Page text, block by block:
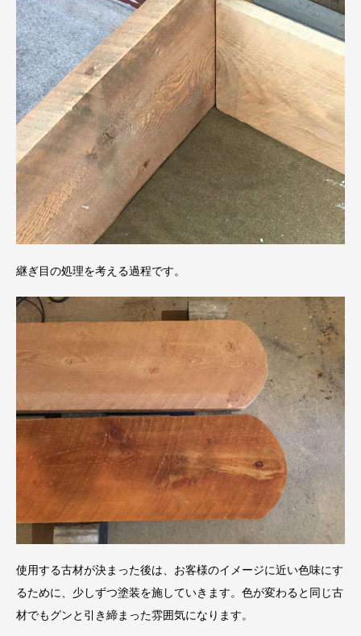
継ぎ目の処理を考える過程です。
使用する古材が決まった後は、お客様のイメージに近い色味にす
るために、少しずつ塗装を施していきます。色が変わると同じ古
材でもグンと引き締まった雰囲気になります。